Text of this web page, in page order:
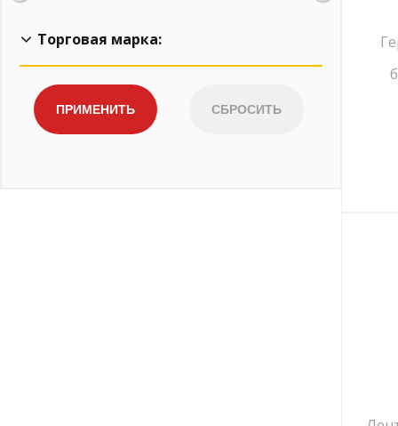
Торговая марка:
CERESIT
DELTA